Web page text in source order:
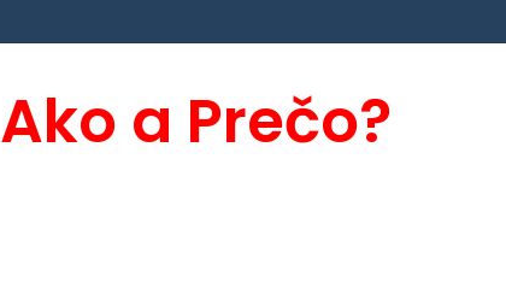
Ako a Prečo?